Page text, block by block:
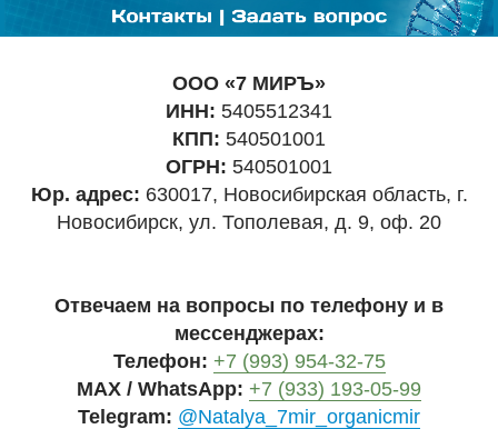
ООО «7 МИРЪ»
ИНН: 5405512341
КПП: 540501001
ОГРН: 540501001
Юр. адрес: 630017, Новосибирская область, г.
Новосибирск, ул. Тополевая, д. 9, оф. 20
Отвечаем на вопросы по телефону и в
мессенджерах:
Телефон: +7 (993) 954-32-75
MAX / WhatsApp: +7 (933) 193-05-99
Telegram: @Natalya_7mir_organicmir